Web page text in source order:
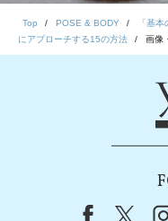
Top POSE & BODY
「基
にアプローチする15の方法
画像
Facebook
X